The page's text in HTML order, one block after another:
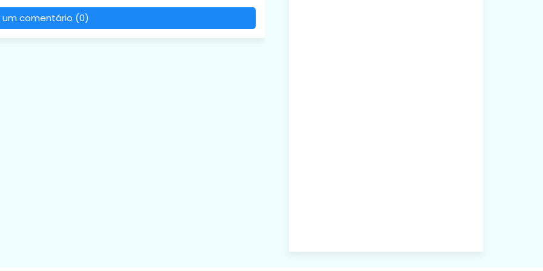
um comentário (0)